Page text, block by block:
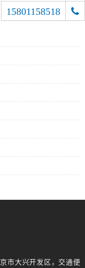
市大兴开发区，交通便
15801158518